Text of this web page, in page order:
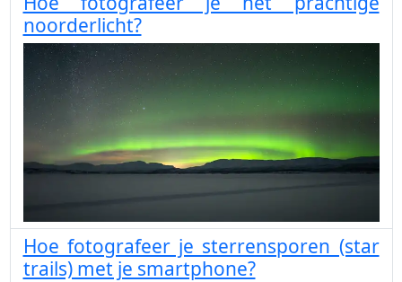
noorderlicht?
Hoe fotografeer je sterrensporen (star
trails) met je smartphone?